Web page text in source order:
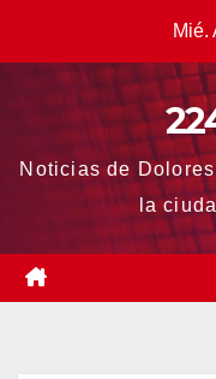
Mié.
Noticias de
la